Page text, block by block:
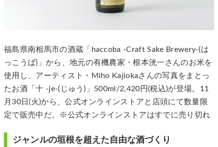
福島県南相馬市の酒蔵「haccoba -Craft Sake Brewery-(は
っこうば)」から、地元の有機農家・根本洸一さんのお米を
使用し、アーティスト・Miho Kajiokaさんの写真をまとっ
たお酒「十 -je-(じゅう)」500ml/2,420円(税込)が登場。11
月30日(火)から、公式オンラインストアと店頭にて数量限
定で販売中だ。※公式オンラインストアはすでに売り切れ
ジャンルの垣根を超えた自由な酒づくり